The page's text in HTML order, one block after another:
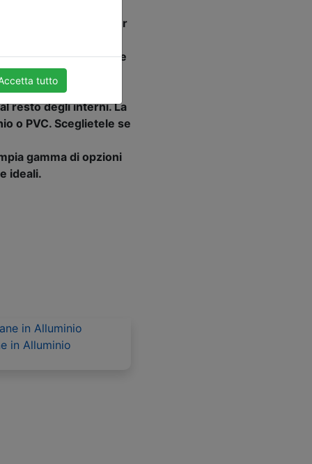
tutto
modernizzate per
termini di disordine e
e decorazioni, si
resto degli interni. La
o PVC. Sceglietele se
gamma di opzioni
ideali.
in Alluminio